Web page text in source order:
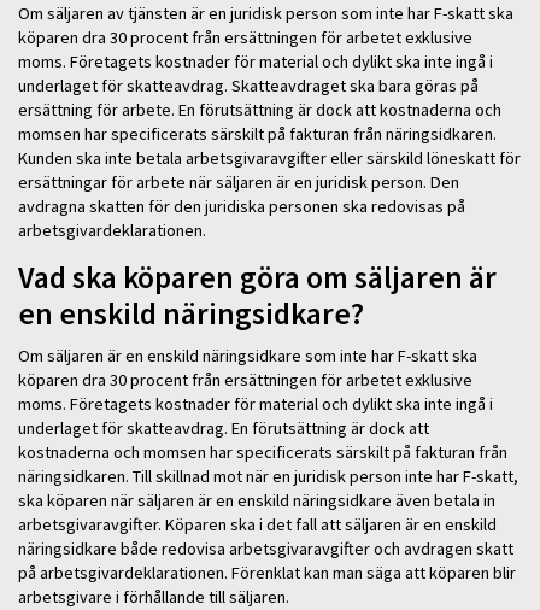
Om säljaren av tjänsten är en juridisk person som inte har F-skatt ska
köparen dra 30 procent från ersättningen för arbetet exklusive
moms. Företagets kostnader för material och dylikt ska inte ingå i
underlaget för skatteavdrag. Skatteavdraget ska bara göras på
ersättning för arbete. En förutsättning är dock att kostnaderna och
momsen har specificerats särskilt på fakturan från näringsidkaren.
Kunden ska inte betala arbetsgivaravgifter eller särskild löneskatt för
ersättningar för arbete när säljaren är en juridisk person. Den
avdragna skatten för den juridiska personen ska redovisas på
arbetsgivardeklarationen.
Vad ska köparen göra om säljaren är
en enskild näringsidkare?
Om säljaren är en enskild näringsidkare som inte har F-skatt ska
köparen dra 30 procent från ersättningen för arbetet exklusive
moms. Företagets kostnader för material och dylikt ska inte ingå i
underlaget för skatteavdrag. En förutsättning är dock att
kostnaderna och momsen har specificerats särskilt på fakturan från
näringsidkaren. Till skillnad mot när en juridisk person inte har F-skatt,
ska köparen när säljaren är en enskild näringsidkare även betala in
arbetsgivaravgifter. Köparen ska i det fall att säljaren är en enskild
näringsidkare både redovisa arbetsgivaravgifter och avdragen skatt
på arbetsgivardeklarationen. Förenklat kan man säga att köparen blir
arbetsgivare i förhållande till säljaren.